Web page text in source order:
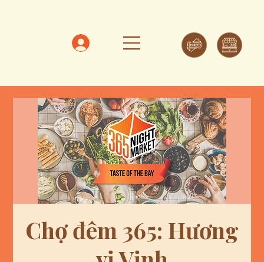
Chợ đêm 365: Hương